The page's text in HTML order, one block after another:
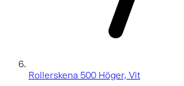
Rollerskena 500 Höger, Vit